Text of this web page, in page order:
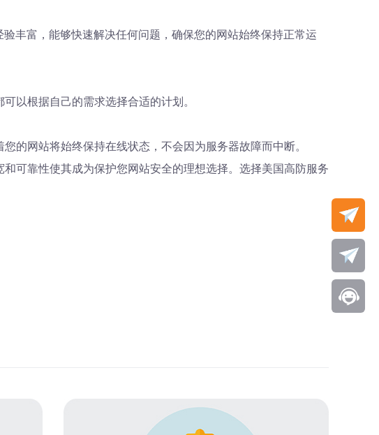
丰富，能够快速解决任何问题，确保您的网站始终保持正常运
以根据自己的需求选择合适的计划。
的网站将始终保持在线状态，不会因为服务器故障而中断。
可靠性使其成为保护您网站安全的理想选择。选择美国高防服务